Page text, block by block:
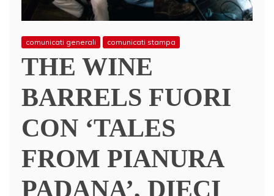
comunicati generali comunicati stampa
THE WINE
BARRELS FUORI
CON ‘TALES
FROM PIANURA
PADANA’, DIECI